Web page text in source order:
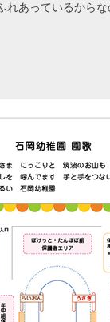
れあっているから